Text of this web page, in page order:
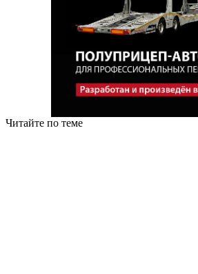
Читайте по теме